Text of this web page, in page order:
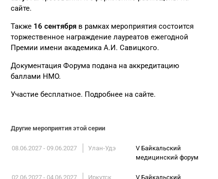
сайте.
Также 16 сентября в рамках мероприятия состоится
торжественное награждение лауреатов ежегодной
Премии имени академика А.И. Савицкого.
Документация Форума подана на аккредитацию
баллами НМО.
Участие бесплатное. Подробнее насайте.
Другие мероприятия этой серии
08.06.2027 - 09.06.2027 Улан-Удэ
V Байкальский
медицинский форум
02.06.2027 - 04.06.2027 Иркутск V Байкальский